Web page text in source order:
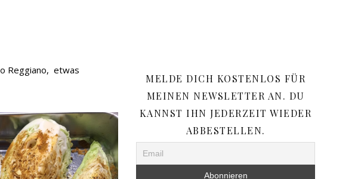
Reggiano, etwas
MELDE DICH KOSTENLOS FÜR
MEINEN NEWSLETTER AN. DU
KANNST IHN JEDERZEIT WIEDER
ABBESTELLEN.